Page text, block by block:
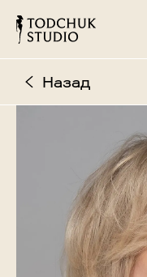
Назад